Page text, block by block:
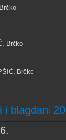
Brčko
Brčko
i blagdani